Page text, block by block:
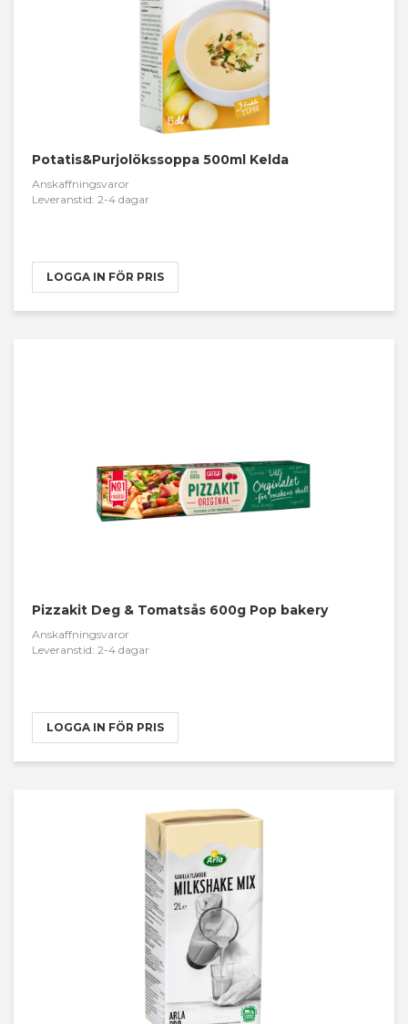
Potatis&Purjolökssoppa 500ml Kelda
Anskaffningsvaror
Leveranstid: 2-4 dagar
LOGGA IN FÖR PRIS
Pizzakit Deg & Tomatsås 600g Pop bakery
Anskaffningsvaror
Leveranstid: 2-4 dagar
LOGGA IN FÖR PRIS